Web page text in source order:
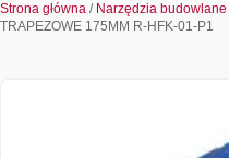
Strona główna / Narzędzia budowlane
TRAPEZOWE 175MM R-HFK-01-P1